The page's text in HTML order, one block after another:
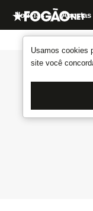
Usamos cookies
site você
Notícias Apostas